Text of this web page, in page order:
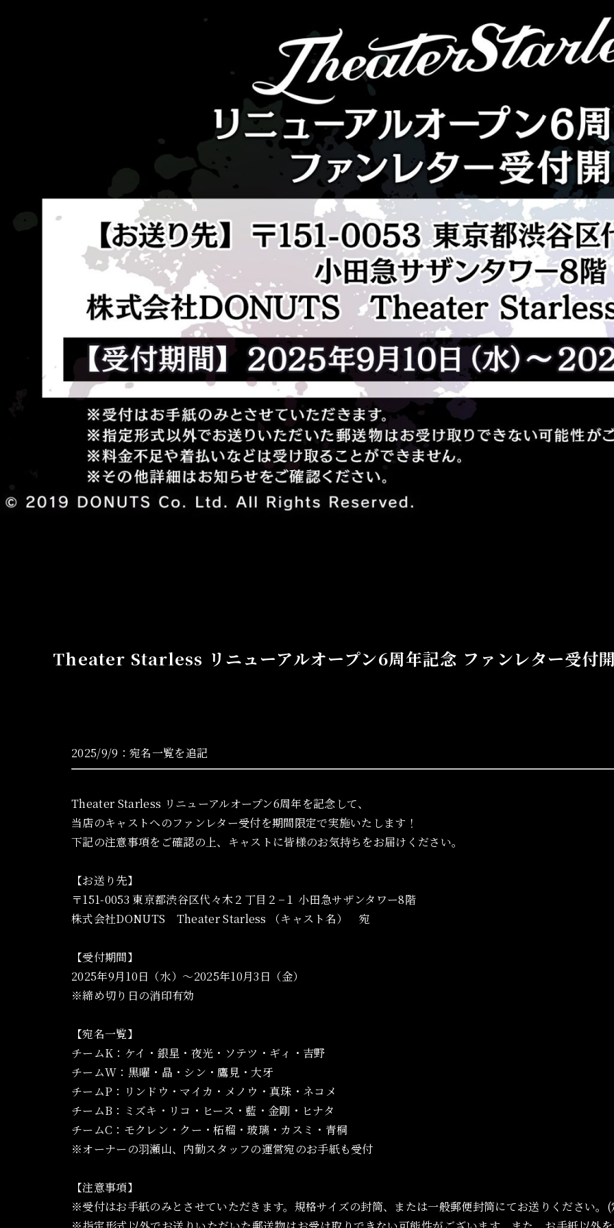
Theater Starless リニューアルオープン6周年記念 ファンレター受付
2025/9/9：宛名一覧を追記
Theater Starless リニューアルオープン6周年を記念して、
当店のキャストへのファンレター受付を期間限定で実施いたします！
下記の注意事項をご確認の上、キャストに皆様のお気持ちをお届けください。
【お送り先】
〒151-0053 東京都渋谷区代々木２丁目２−１ 小田急サザンタワー8階
株式会社DONUTS Theater Starless （キャスト名） 宛
【受付期間】
2025年9月10日（水）～2025年10月3日（金）
※締め切り日の消印有効
【宛名一覧】
チームK：ケイ・銀星・夜光・ソテツ・ギィ・吉野
チームW：黒曜・晶・シン・鷹見・大牙
チームP：リンドウ・マイカ・メノウ・真珠・ネコメ
チームB：ミズキ・リコ・ヒース・藍・金剛・ヒナタ
チームC：モクレン・クー・柘榴・玻璃・カスミ・青桐
※オーナーの羽瀬山、内勤スタッフの運営宛のお手紙も受付
【注意事項】
※受付はお手紙のみとさせていただきます。規格サイズの封筒、または一般郵便封筒にてお送りください。